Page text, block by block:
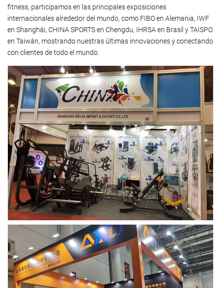
fitness, participamos en las principales exposiciones
internacionales alrededor del mundo, como FIBO en Alemania, IWF
en Shanghái, CHINA SPORTS en Chengdu, IHRSA en Brasil y TAISPO
en Taiwán, mostrando nuestras últimas innovaciones y conectando
con clientes de todo el mundo.